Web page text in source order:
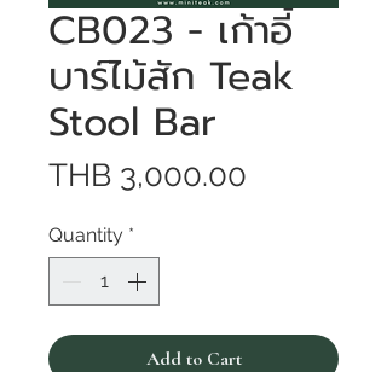
CB023 - เก้าอี้
บาร์ไม้สัก Teak
Stool Bar
THB 3,000.00
Quantity *
Add to Cart